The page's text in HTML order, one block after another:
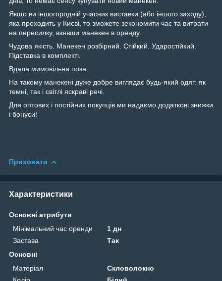
Якщо ви іншогородній учасник виставки (або іншого заходу),
яка проходить у Києві, то зможете зекономити час та витрати
на пересилку, взявши манекен в оренду.
Чудова якість. Манекен розбірний. Стійкий. Ударостійкий.
Підставка в комплекті.
Вдала мимовільна поза.
На такому манекені дуже добре виглядає будь-який одяг: як
темні, так і світлі яскраві речі.
Для оптових і постійних покупців ми надаємо додаткові знижки
і бонуси!
Приховати
Характеристики
Основні атрибути
Мінімальний час оренди
1 дн
Застава
Так
Основні
Матеріал
Скловолокно